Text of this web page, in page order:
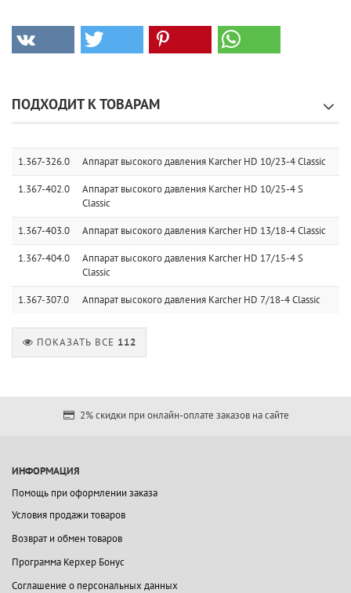
ПОДХОДИТ К ТОВАРАМ
1.367-326.0 Аппарат высокого давления Karcher HD 10/23-4 Classic
1.367-402.0
Аппарат высокого давления Karcher HD 10/25-4 S
Classic
1.367-403.0 Аппарат высокого давления Karcher HD 13/18-4 Classic
1.367-404.0
Аппарат высокого давления Karcher HD 17/15-4 S
Classic
1.367-307.0 Аппарат высокого давления Karcher HD 7/18-4 Classic
ПОКАЗАТЬ ВСЕ 112
2% скидки при онлайн-оплате заказов на сайте
ИНФОРМАЦИЯ
Помощь при оформлении заказа
Условия продажи товаров
Возврат и обмен товаров
Программа Керхер Бонус
Соглашение о персональных данных